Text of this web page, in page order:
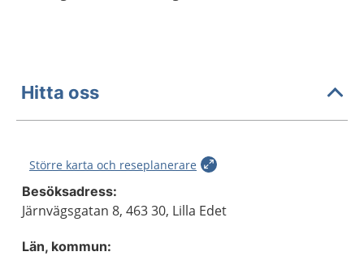
Hitta oss
Större karta och reseplanerare
Besöksadress:
Järnvägsgatan 8, 463 30, Lilla Edet
Län, kommun: